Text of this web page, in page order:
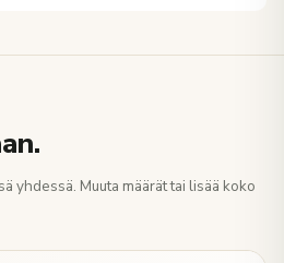
yhdessä. Muuta määrät tai lisää koko